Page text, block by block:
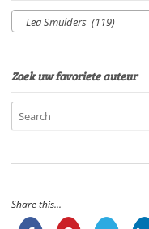
Lea Smulders (119)
Zoek uw favoriete auteur
Share this...